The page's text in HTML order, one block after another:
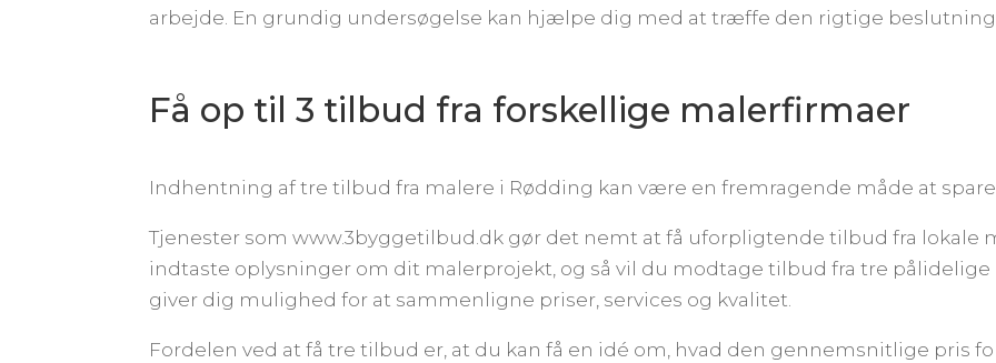
arbejde. En grundig undersøgelse kan hjælpe dig med at træffe den rigtige
Få op til 3 tilbud fra forskellige malerfirmaer
Indhentning af tre tilbud fra malere i Rødding kan være en fremragende måde at
Tjenester som www.3byggetilbud.dk gør det nemt at få uforpligtende tilbud fra lokale
indtaste oplysninger om dit malerprojekt, og så vil du modtage tilbud fra tre
giver dig mulighed for at sammenligne priser, services og kvalitet.
Fordelen ved at få tre tilbud er, at du kan få en idé om, hvad den gennemsnitlige pris